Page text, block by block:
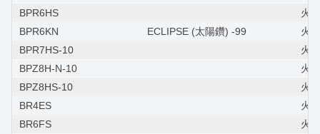
BPR6HS
火
BPR6KN
ECLIPSE (太陽鑽) -99
火
BPR7HS-10
火
BPZ8H-N-10
火
BPZ8HS-10
火
BR4ES
火
BR6FS
火